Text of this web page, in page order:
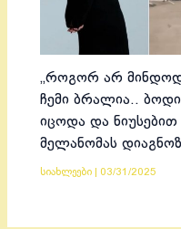
„როგორ არ
ჩემი ბრალია..
იცოდა და ნიუსებით
მელანომას
სიახლეები 03/31/2025